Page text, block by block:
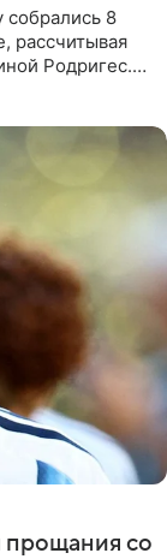
собрались 8
рассчитывая
Родригес.
прощания со